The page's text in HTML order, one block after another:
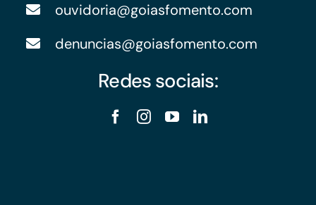
ouvidoria@goiasfomento.com
denuncias@goiasfomento.com
Redes sociais: